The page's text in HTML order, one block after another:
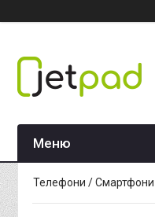
Телефони / Смартфони